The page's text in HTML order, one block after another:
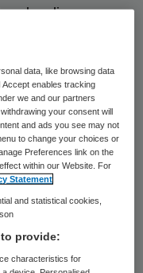
leerlingen op
daarmee op
dat
Dordrecht heeft
Sluijs in het
school heeft
drie kinderen
bijna alles
de
data, like browsing data
Accept enables tracking
we and our partners
your consent will
and ads you see may not
to change your choices or
Preferences link on the
within our Website. For
Statement
and statistical cookies,
provide:
characteristics for